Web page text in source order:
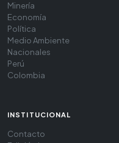
Minería
Economía
Política
Medio Ambiente
Nacionales
Perú
Colombia
INSTITUCIONAL
Contacto